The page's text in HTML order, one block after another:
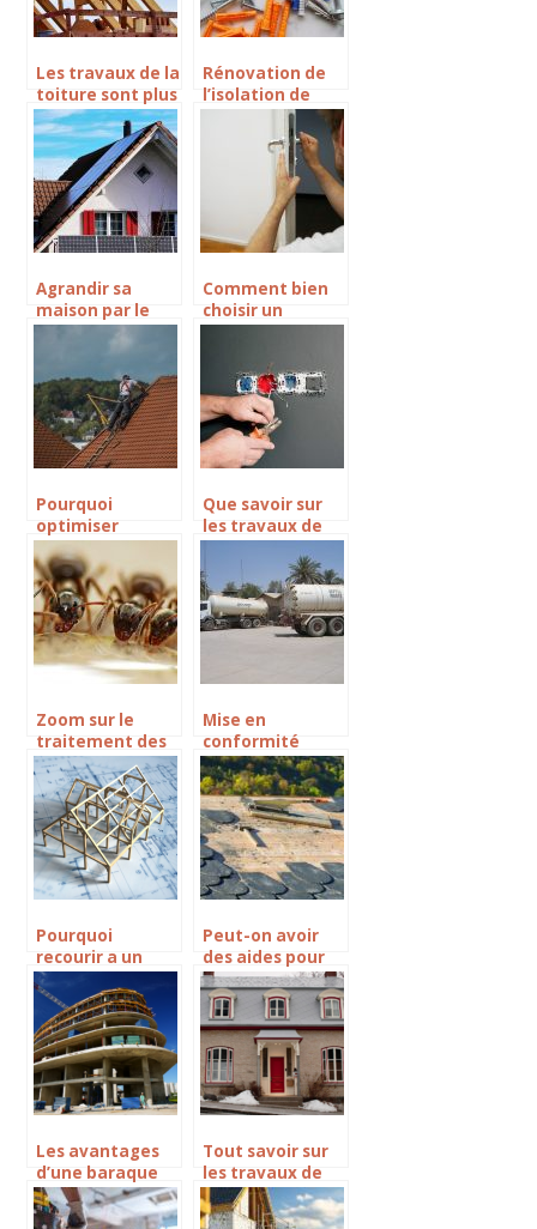
Les travaux de la
toiture sont plus
essentiels
Rénovation de
l’isolation de
votre maison,
les avantages du
Agrandir sa
maison par le
toit: dans quel
Comment bien
choisir un
serrurier pour
serrurerie ?
Pourquoi
optimiser
l’isolation d’une
toiture ?
Que savoir sur
les travaux de
renovation
energetique ?
Zoom sur le
traitement des
bois et des
charpentes
Mise en
conformité
d’une fosse
septique : les
essentiels à
connaître
Pourquoi
recourir a un
architecte pour
construire sa
maison ?
Peut-on avoir
des aides pour
faire refaire sa
toiture
Les avantages
d’une baraque
de chantier
monobloc pour
Tout savoir sur
les travaux de
toiture a Lille